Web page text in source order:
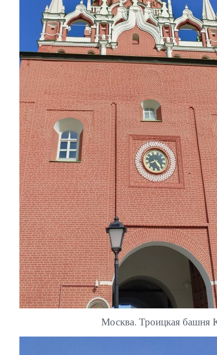
Москва. Троицкая башня